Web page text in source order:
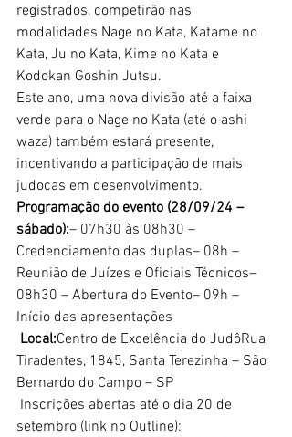
registrados, competirão nas
modalidades Nage no Kata, Katame no
Kata, Ju no Kata, Kime no Kata e
Kodokan Goshin Jutsu.
Este ano, uma nova divisão até a faixa
verde para o Nage no Kata (até o ashi
waza) também estará presente,
incentivando a participação de mais
judocas em desenvolvimento.
Programação do evento (28/09/24 –
sábado):– 07h30 às 08h30 –
Credenciamento das duplas– 08h –
Reunião de Juízes e Oficiais Técnicos–
08h30 – Abertura do Evento– 09h –
Início das apresentações
Local:Centro de Excelência do JudôRua
Tiradentes, 1845, Santa Terezinha – São
Bernardo do Campo – SP
Inscrições abertas até o dia 20 de
setembro (link no Outline):